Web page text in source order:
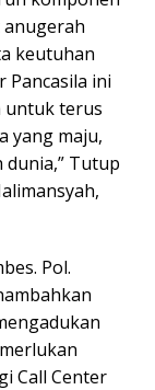
keutuhan
Pancasila ini
untuk terus
yang maju,
dunia,” Tutup
Pol.
Call Center